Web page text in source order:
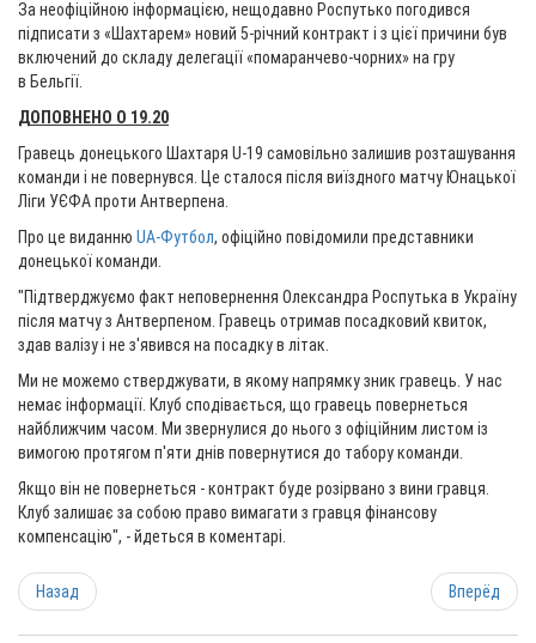
За неофіційною інформацією, нещодавно Роспутько погодився
підписати з «Шахтарем» новий 5-річний контракт і з цієї причини був
включений до складу делегації «помаранчево-чорних» на гру
в Бельгії.
ДОПОВНЕНО О 19.20
Гравець донецького Шахтаря U-19 самовільно залишив розташування
команди і не повернувся. Це сталося після виїздного матчу Юнацької
Ліги УЄФА проти Антверпена.
Про це виданню UA-Футбол, офіційно повідомили представники
донецької команди.
"Підтверджуємо факт неповернення Олександра Роспутька в Україну
після матчу з Антверпеном. Гравець отримав посадковий квиток,
здав валізу і не з'явився на посадку в літак.
Ми не можемо стверджувати, в якому напрямку зник гравець. У нас
немає інформації. Клуб сподівається, що гравець повернеться
найближчим часом. Ми звернулися до нього з офіційним листом із
вимогою протягом п'яти днів повернутися до табору команди.
Якщо він не повернеться - контракт буде розірвано з вини гравця.
Клуб залишає за собою право вимагати з гравця фінансову
компенсацію", - йдеться в коментарі.
Назад Вперёд